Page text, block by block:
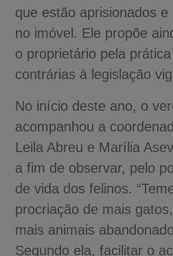
que estão aprisionados
no imóvel. Ele propõe
o proprietário pela
contrárias à legislação
No início deste ano, o
acompanhou a
Leila Abreu e Marília
a fim de observar, pelo
de vida dos felinos.
procriação de mais
mais animais
Segundo ela, facilitar o